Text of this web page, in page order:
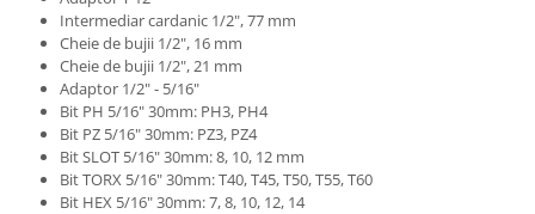
Zootehnie
Foarfeci tuns oi
Incubatoare oua
Intermediar cardanic 1/2", 77 mm
Cheie de bujii 1/2", 16 mm
Cheie de bujii 1/2", 21 mm
Adaptor 1/2" - 5/16"
Bit PH 5/16" 30mm: PH3, PH4
Bit PZ 5/16" 30mm: PZ3, PZ4
Bit SLOT 5/16" 30mm: 8, 10, 12 mm
Bit TORX 5/16" 30mm: T40, T45, T50, T55, T60
Bit HEX 5/16" 30mm: 7, 8, 10, 12, 14